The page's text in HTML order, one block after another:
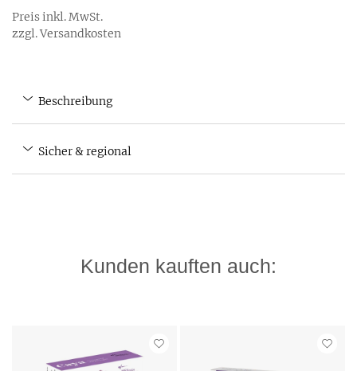
Preis inkl. MwSt.
zzgl. Versandkosten
Beschreibung
Sicher & regional
Kunden kauften auch: